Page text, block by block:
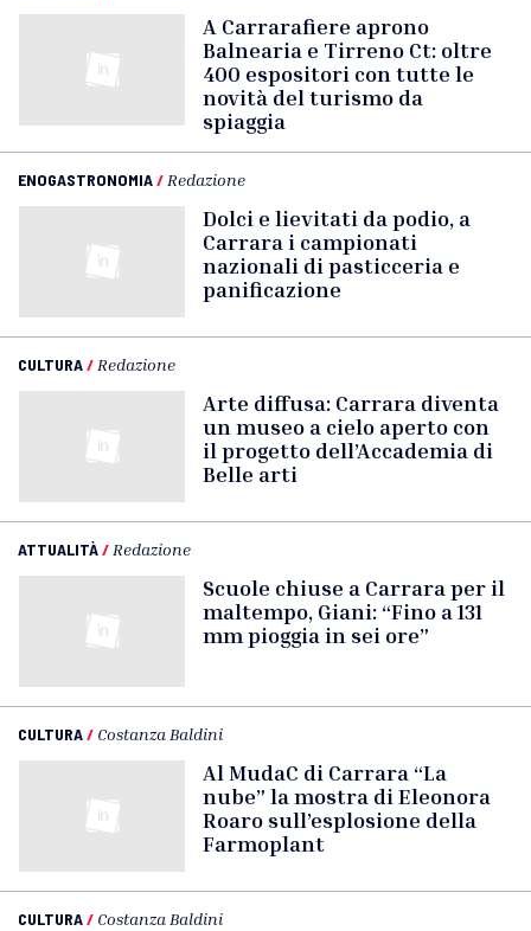
A Carrarafiere aprono
Balnearia e Tirreno Ct: oltre
400 espositori con tutte le
novità del turismo da
spiaggia
ENOGASTRONOMIA/ Redazione
Dolci e lievitati da podio, a
Carrara i campionati
nazionali di pasticceria e
panificazione
CULTURA/ Redazione
Arte diffusa: Carrara diventa
un museo a cielo aperto con
il progetto dell’Accademia di
Belle arti
ATTUALITÀ/ Redazione
Scuole chiuse a Carrara per il
maltempo, Giani: “Fino a 131
mm pioggia in sei ore”
CULTURA/ Costanza Baldini
Al MudaC di Carrara “La
nube” la mostra di Eleonora
Roaro sull’esplosione della
Farmoplant
CULTURA/ Costanza Baldini